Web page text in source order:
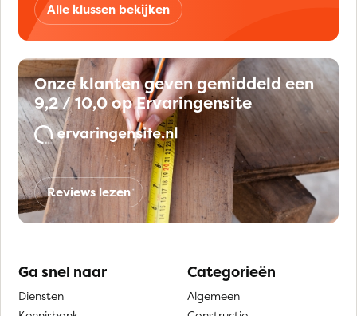
Alle klussen bekijken
Onze klanten geven gemiddeld een
9,2 / 10,0 op Ervaringensite
Reviews lezen
Ga snel naar
Diensten
Categorieën
Algemeen